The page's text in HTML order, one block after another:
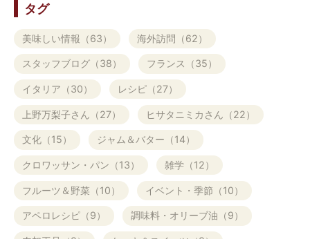
タグ
美味しい情報（63） 海外訪問（62）
スタッフブログ（38） フランス（35）
イタリア（30） レシピ（27）
上野万梨子さん（27） ヒサタニミカさん（22）
文化（15） ジャム＆バター（14）
クロワッサン・パン（13） 雑学（12）
フルーツ＆野菜（10） イベント・季節（10）
アペロレシピ（9） 調味料・オリーブ油（9）